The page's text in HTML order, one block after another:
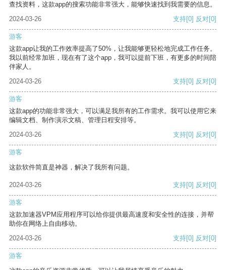
查找资料，这款app的搜索功能非常强大，能够快速找到我需要的信息。
2024-03-26
支持[0] 反对[0]
游客
这款app让我的工作效率提高了50%，让我能够更轻松地完成工作任务。
我以前经常加班，现在有了这个app，我可以提前下班，有更多的时间陪
伴家人。
2024-03-26
支持[0] 反对[0]
游客
这款app的功能非常强大，可以满足我所有的工作需求。我可以使用它来
编辑文档、制作演示文稿、管理日程安排等。
2024-03-26
支持[0] 反对[0]
游客
这款软件简直是神器，解决了我所有问题。
2024-03-26 支持[0] 反对[0]
游客
这款加速器VPM应用程序可以给你提供最高速度和安全性的连接，并帮
助你在网络上自由移动。
2024-03-26
支持[0] 反对[0]
游客